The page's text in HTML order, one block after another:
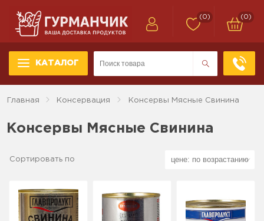
КАТАЛОГ
(0) (0)
Главная Консервация Консервы Мясные Свинина
Консервы Мясные Свинина
Сортировать по